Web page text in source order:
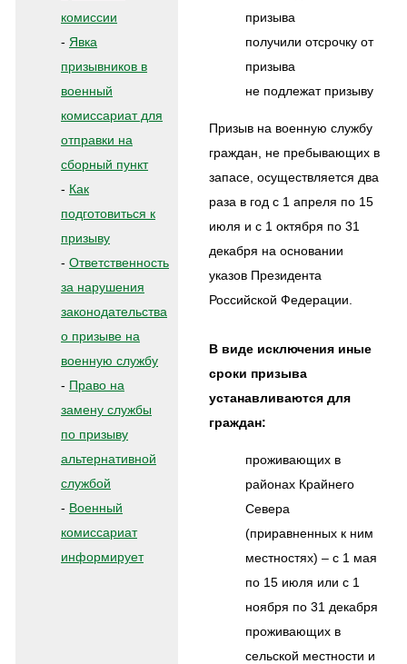
комиссии
- Явка
призывников в
военный
комиссариат для
отправки на
сборный пункт
- Как
подготовиться к
призыву
- Ответственность
за нарушения
законодательства
о призыве на
военную службу
- Право на
замену службы
по призыву
альтернативной
службой
- Военный
комиссариат
информирует
призыва
получили отсрочку от
призыва
не подлежат призыву
Призыв на военную службу
граждан, не пребывающих в
запасе, осуществляется два
раза в год с 1 апреля по 15
июля и с 1 октября по 31
декабря на основании
указов Президента
Российской Федерации.
В виде исключения иные
сроки призыва
устанавливаются для
граждан:
проживающих в
районах Крайнего
Севера
(приравненных к ним
местностях) – с 1 мая
по 15 июля или с 1
ноября по 31 декабря
проживающих в
сельской местности и